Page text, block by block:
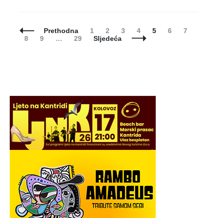
Posts
Navigation
Prethodna Page
1 Page
2 Page
3 Page
4 Page
5 Page
6 Page
7
Page
8 Page
9 … Page
29 Sljedeća